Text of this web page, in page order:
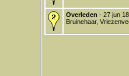
Overleden - 27 jun
Bruinehaar,